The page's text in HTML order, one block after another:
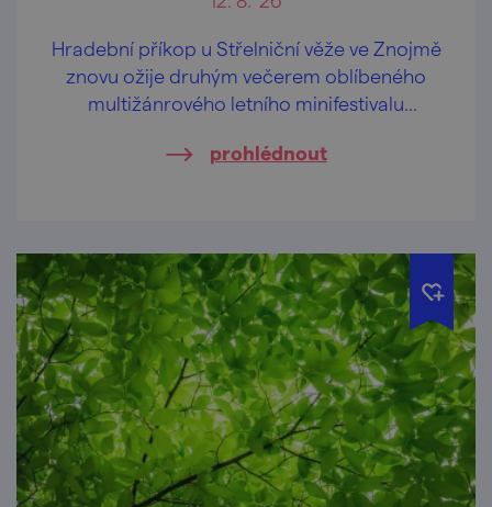
Hradební příkop u Střelniční věže ve Znojmě
znovu ožije druhým večerem oblíbeného
multižánrového letního minifestivalu
prohlédnout